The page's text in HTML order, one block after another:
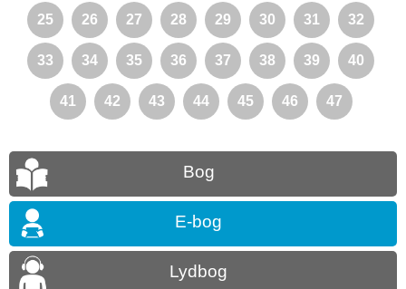
25 26 27 28 29 30 31 32
33 34 35 36 37 38 39 40
41 42 43 44 45 46 47
Bog
E-bog
Lydbog